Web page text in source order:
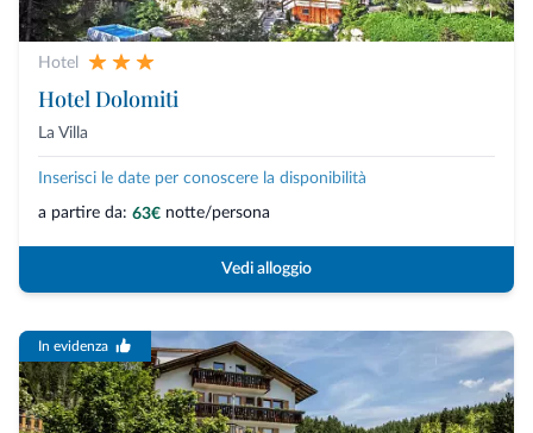
Hotel
Hotel Dolomiti
La Villa
Inserisci le date per conoscere la disponibilità
a partire da: 63€ notte/persona
Vedi alloggio
In evidenza